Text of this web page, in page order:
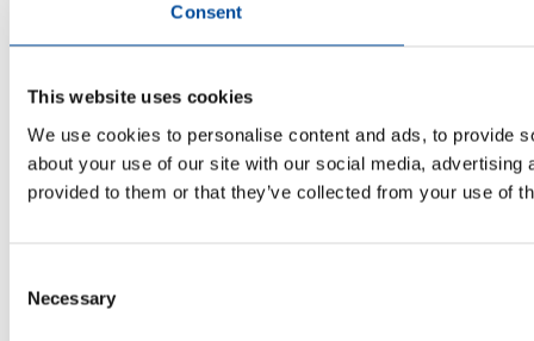
Consent
This website uses cookies
We use cookies to personalise content and ads, to provide
about your use of our site with our social media,
provided to them or that they’ve collected from your use of
Selection
Necessary